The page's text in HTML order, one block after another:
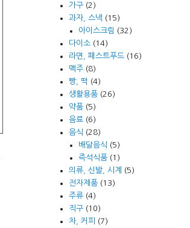
가구(2)
과자, 스낵 (15)
아이스크림 (32)
다이소(14)
라면, 패스트푸드(16)
맥주(8)
빵, 떡 (4)
생활용품(26)
약품(5)
음료(6)
음식 (28)
배달음식 (5)
즉석식품(1)
의류, 신발, 시계
(5)
전자제품(13)
주류(4)
직구(10)
차, 커피
(7)